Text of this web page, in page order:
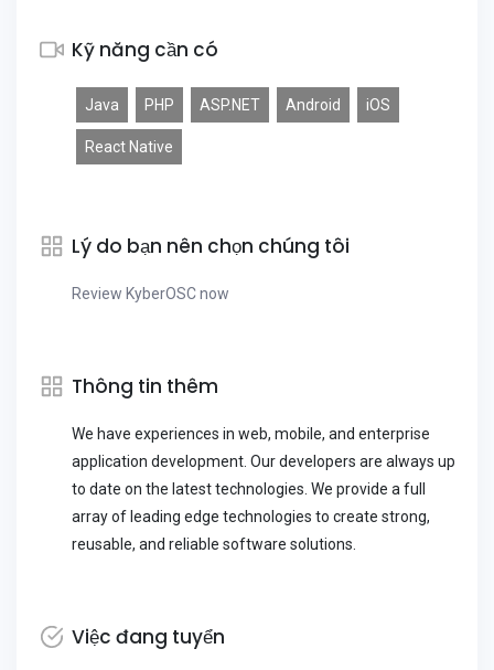
Kỹ năng cần có
Java PHP ASP.NET Android iOS
React Native
Lý do bạn nên chọn chúng tôi
Review KyberOSC now
Thông tin thêm
We have experiences in web, mobile, and enterprise
application development. Our developers are always up
to date on the latest technologies. We provide a full
array of leading edge technologies to create strong,
reusable, and reliable software solutions.
Việc đang tuyển